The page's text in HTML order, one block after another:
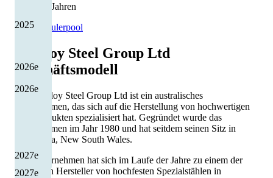
2025
2026e
2027e
2026e
2027e
4 von 13 Jahren
Quelle: Eulerpool
Bisalloy Steel Group Ltd
Geschäftsmodell
Die Bisalloy Steel Group Ltd ist ein australisches
Unternehmen, das sich auf die Herstellung von hochwertigen
Stahlprodukten spezialisiert hat. Gegründet wurde das
Unternehmen im Jahr 1980 und hat seitdem seinen Sitz in
Unanderra, New South Wales.
Das Unternehmen hat sich im Laufe der Jahre zu einem der
führenden Hersteller von hochfesten Spezialstählen in